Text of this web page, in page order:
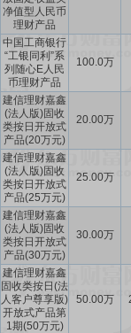
净值型人民币
理财产品
中国工商银行
“工银同利”系
列随心E人民
币理财产品
100.0万
建信理财嘉鑫
(法人版)固收
类按日开放式
产品(20万元)
20.00万
建信理财嘉鑫
(法人版)固收
类按日开放式
产品(25万元)
25.00万
建信理财嘉鑫
(法人版)固收
类按日开放式
产品(30万元)
30.00万
建信理财嘉鑫
固收类按日(法
人客户尊享版)
开放式产品第
1期(50万元)
50.00万